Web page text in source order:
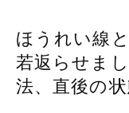
ほうれい線
若返らせま
法、直後の状